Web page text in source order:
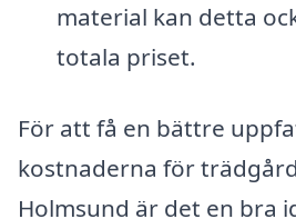
material kan detta
totala priset.
För att få en bättre
kostnaderna för
Holmsund är det en bra